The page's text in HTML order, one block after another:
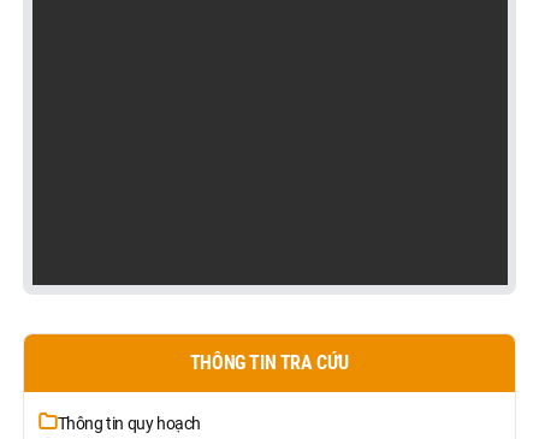
THÔNG TIN TRA CỨU
Thông tin quy hoạch